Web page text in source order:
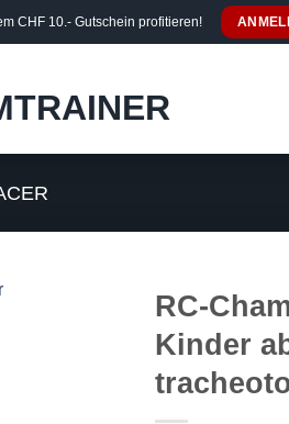
CHF 10.- Gutschein profitieren!
RC-
Kinder